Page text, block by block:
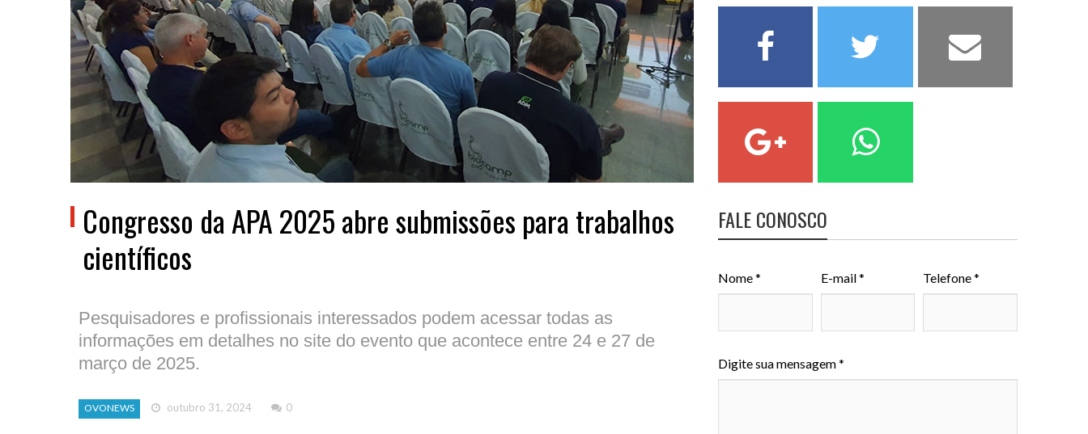
Congresso da APA 2025 abre submissões para trabalhos
científicos
Pesquisadores e profissionais interessados podem acessar todas as
informações em detalhes no site do evento que acontece entre 24 e 27 de
março de 2025.
OVONEWS outubro 31, 2024 0
FALE CONOSCO
Nome * E-mail * Telefone *
Digite sua mensagem *